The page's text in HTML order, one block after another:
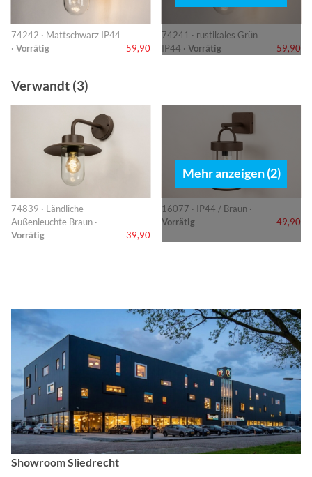
74242 · Mattschwarz IP44
· Vorrätig 59,90
74241 · rustikales Grün
IP44 · Vorrätig 59,90
Verwandt (3)
74839 · Ländliche
Außenleuchte Braun ·
Vorrätig
39,90
16077 · IP44 / Braun ·
Vorrätig
49,90
Mehr anzeigen (2)
Showroom Sliedrecht